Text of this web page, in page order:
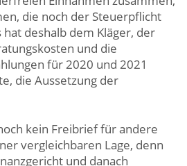
die noch der Steuerpflicht
deshalb dem Kläger, der
und die
für 2020 und 2021
die Aussetzung der
kein Freibrief für andere
vergleichbaren Lage, denn
und danach